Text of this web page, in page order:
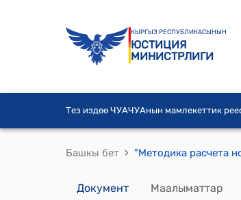
КЫРГЫЗ РЕСПУБЛИКАСЫНЫН
ЮСТИЦИЯ
МИНИСТРЛИГИ
Тез издөө ЧУАЧУАнын мамлекеттик
Башкы бет ›
Документ Маалыматтар